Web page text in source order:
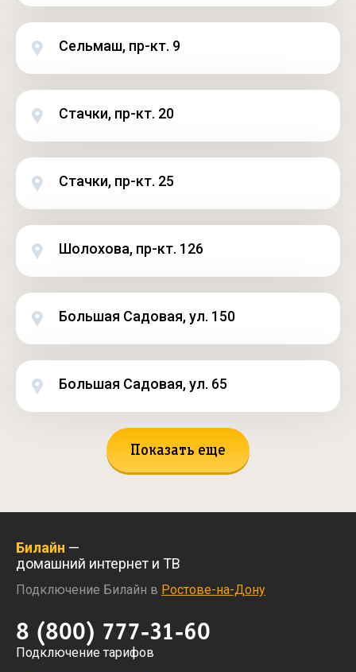
Сельмаш, пр-кт. 9
Стачки, пр-кт. 20
Стачки, пр-кт. 25
Шолохова, пр-кт. 126
Большая Садовая, ул. 150
Большая Садовая, ул. 65
Показать еще
Билайн —
домашний интернет и ТВ
Подключение Билайн в Ростове-на-Дону
8 (800) 777-31-60
Подключение тарифов